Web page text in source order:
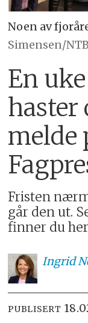
Noen av
Simensen/NTB
En
haster
melde
Fristen
går den ut.
finner du
Ingrid
PUBLISERT